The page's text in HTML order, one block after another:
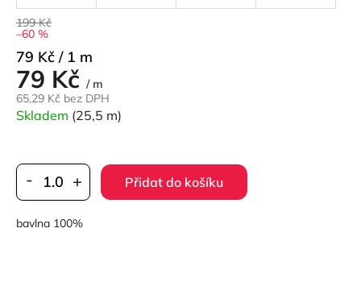
199 Kč
–60 %
79 Kč / m
65,29 Kč bez DPH
Měrná
cena:
79 Kč / 1 m
Skladem (25,5 m)
Přidat do košíku
bavlna 100%